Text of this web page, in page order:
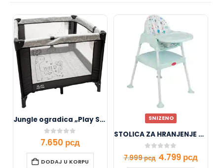
Jungle ogradica „Play Square“ siva
0 out of 5
7.650 рсд
DODAJ U KORPU
SNIZENO
STOLICA ZA HRANJENJE 2U1 614 MINT
out of 5
7.999рсд 4.799 рсд